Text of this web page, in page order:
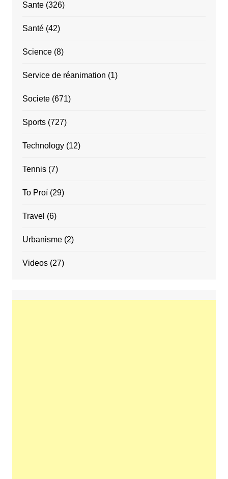
Sante(326)
Santé(42)
Science(8)
Service de réanimation (1)
Societe(671)
Sports(727)
Technology(12)
Tennis(7)
To Proí (29)
Travel (6)
Urbanisme(2)
Videos(27)